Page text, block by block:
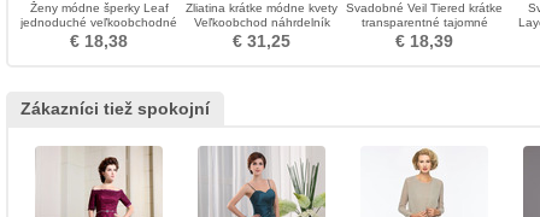
Ženy módne šperky Leaf
jednoduché veľkoobchodné
náhrdelník
€ 18,38
Zliatina krátke módne kvety
Veľkoobchod náhrdelník
ozdoba
€ 31,25
Svadobné Veil Tiered krátke
transparentné tajomné
Glamour Spring
€ 18,39
Zákazníci tiež spokojní